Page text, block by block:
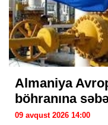
Almaniya
böhranına
09 avqust 2026 14:00